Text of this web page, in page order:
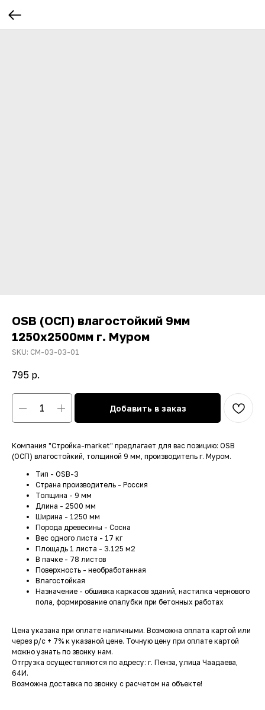
OSB (ОСП) влагостойкий 9мм
1250х2500мм г. Муром
SKU: СМ-03-03-01
795 р.
Добавить в заказ
Компания "Стройка-market" предлагает для вас позицию: OSB
(ОСП) влагостойкий, толщиной 9 мм, производитель г. Муром.
Тип - OSB-3
Страна производитель - Россия
Толщина - 9 мм
Длина - 2500 мм
Ширина - 1250 мм
Порода древесины - Сосна
Вес одного листа - 17 кг
Площадь 1 листа - 3.125 м2
В пачке - 78 листов
Поверхность - необработанная
Влагостойкая
Назначение - обшивка каркасов зданий, настилка чернового
пола, формирование опалубки при бетонных работах
Цена указана при оплате наличными. Возможна оплата картой или
через р/с + 7% к указаной цене. Точную цену при оплате картой
можно узнать по звонку нам.
Отгрузка осуществляются по адресу: г. Пенза, улица Чаадаева,
64И.
Возможна доставка по звонку с расчетом на объекте!